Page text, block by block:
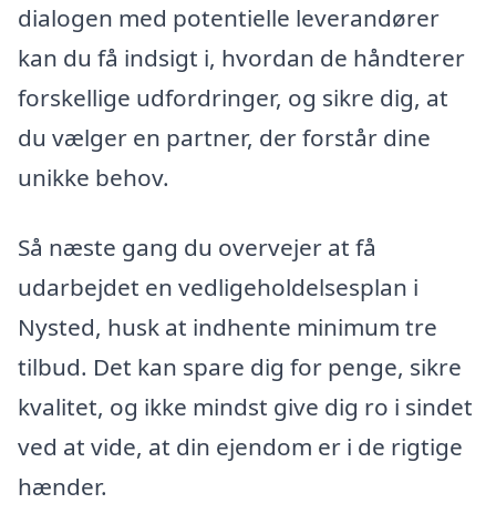
dialogen med potentielle leverandører
kan du få indsigt i, hvordan de håndterer
forskellige udfordringer, og sikre dig, at
du vælger en partner, der forstår dine
unikke behov.
Så næste gang du overvejer at få
udarbejdet en vedligeholdelsesplan i
Nysted, husk at indhente minimum tre
tilbud. Det kan spare dig for penge, sikre
kvalitet, og ikke mindst give dig ro i sindet
ved at vide, at din ejendom er i de rigtige
hænder.